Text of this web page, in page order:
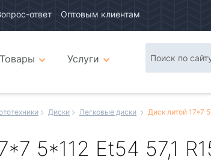
ответ Оптовым клиентам
Товары
Услуги
Диски Легковые диски Диск литой 17*7
5*112 Et54 57,1